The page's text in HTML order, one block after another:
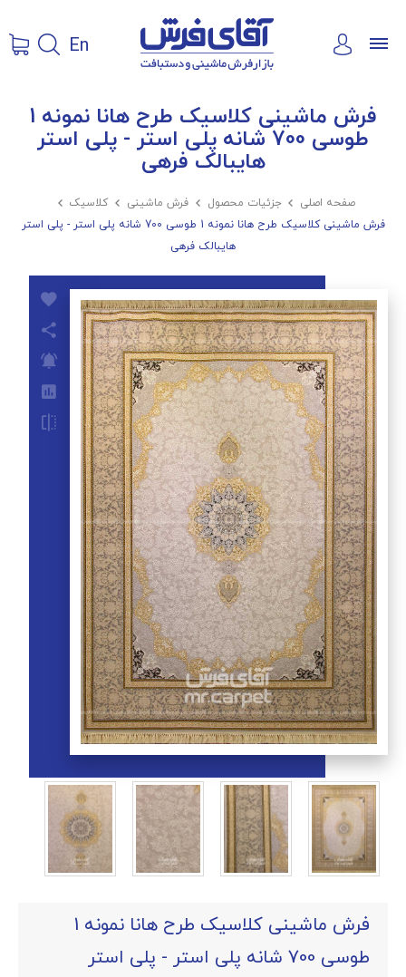
En
فرش ماشینی کلاسیک طرح هانا نمونه 1
طوسی 700 شانه پلی استر - پلی استر
هایبالک فرهی
صفحه اصلی  جزئیات محصول  فرش ماشینی  کلاسیک 
فرش ماشینی کلاسیک طرح هانا نمونه 1 طوسی 700 شانه پلی استر - پلی استر
هایبالک فرهی
فرش ماشینی کلاسیک طرح هانا نمونه 1
طوسی 700 شانه پلی استر - پلی استر